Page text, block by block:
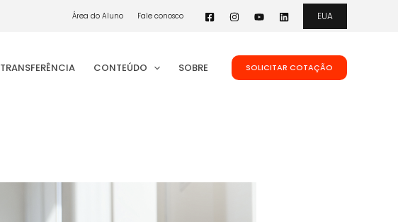
Área do Aluno Fale conosco EUA
TRANSFERÊNCIA CONTEÚDO SOBRE SOLICITAR COTAÇÃO